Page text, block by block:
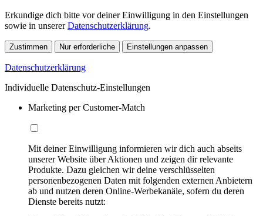
Erkundige dich bitte vor deiner Einwilligung in den Einstellungen
sowie in unsererDatenschutzerklärung.
Zustimmen Nur erforderliche Einstellungen anpassen
Datenschutzerklärung
Individuelle Datenschutz-Einstellungen
Marketing per Customer-Match
Mit deiner Einwilligung informieren wir dich auch abseits
unserer Website über Aktionen und zeigen dir relevante
Produkte. Dazu gleichen wir deine verschlüsselten
personenbezogenen Daten mit folgenden externen Anbietern
ab und nutzen deren Online-Werbekanäle, sofern du deren
Dienste bereits nutzt: